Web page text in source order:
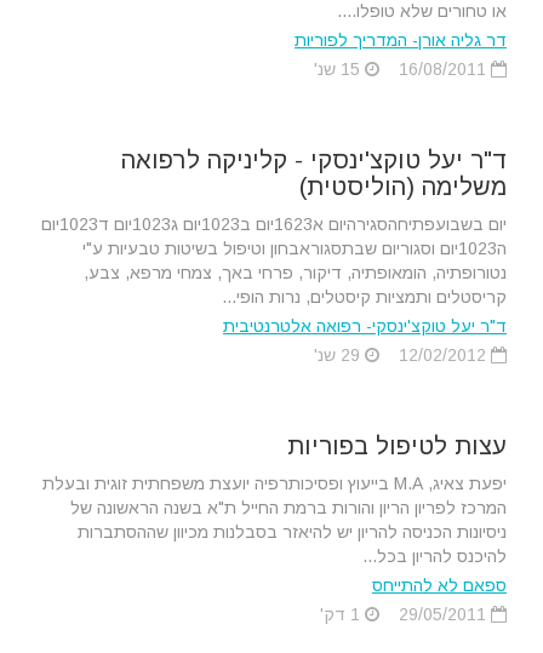
או טחורים שלא טופלו....
דר גליה אורן- המדריך לפוריות
ד"ר יעל טוקצ'ינסקי - קליניקה לרפואה
משלימה (הוליסטית)
יום בשבועפתיחהסגירהיום א1623יום ב1023יום ג1023יום ד1023יום
ה1023יום וסגוריום שבתסגוראבחון וטיפול בשיטות טבעיות ע"י
נטורופתיה, הומאופתיה, דיקור, פרחי באך, צמחי מרפא, צבע,
קריסטלים ותמציות קיסטלים, נרות הופי...
ד"ר יעל טוקצ'ינסקי- רפואה אלטרנטיבית
עצות לטיפול בפוריות
יפעת צאיג, M.A בייעוץ ופסיכותרפיה יועצת משפחתית זוגית ובעלת
המרכז לפריון הריון והורות ברמת החייל ת"א בשנה הראשונה של
ניסיונות הכניסה להריון יש להיאזר בסבלנות מכיוון שההסתברות
להיכנס להריון בכל...
ספאם לא להתייחס